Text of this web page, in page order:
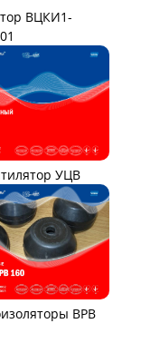
АВД 3,5
В-Ц12-49-8
ВЦ7-15М
В0-60/250
ВЦКИ1-